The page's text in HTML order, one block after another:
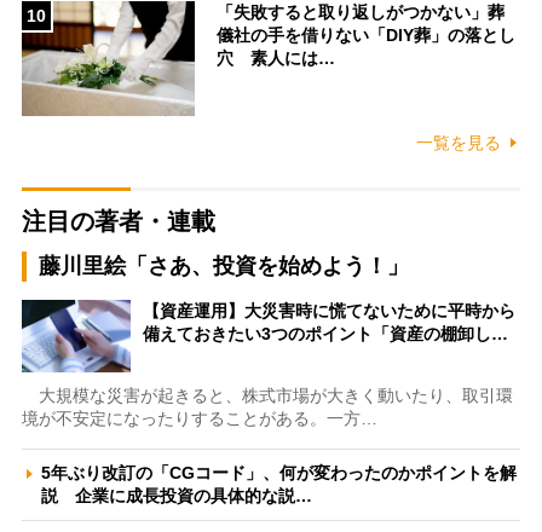
10
「失敗すると取り返しがつかない」葬
儀社の手を借りない「DIY葬」の落とし
穴 素人には…
一覧を見る
注目の著者・連載
藤川里絵「さあ、投資を始めよう！」
【資産運用】大災害時に慌てないために平時から
備えておきたい3つのポイント「資産の棚卸し…
大規模な災害が起きると、株式市場が大きく動いたり、取引環
境が不安定になったりすることがある。一方…
5年ぶり改訂の「CGコード」、何が変わったのかポイントを解
説 企業に成長投資の具体的な説…